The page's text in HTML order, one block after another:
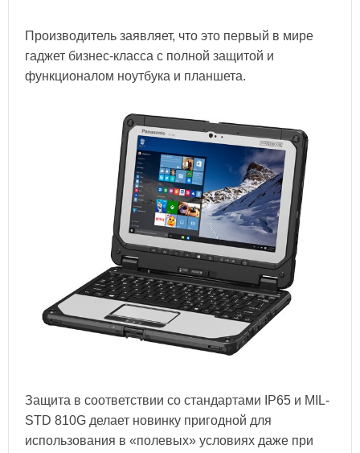
Производитель заявляет, что это первый в мире
гаджет бизнес-класса с полной защитой и
функционалом ноутбука и планшета.
Защита в соответствии со стандартами IP65 и MIL-
STD 810G делает новинку пригодной для
использования в «полевых» условиях даже при